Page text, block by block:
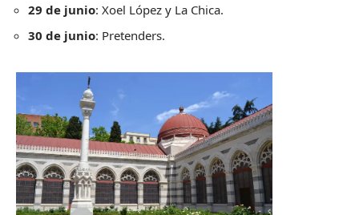
29 de junio: Xoel López y La Chica.
30 de junio: Pretenders.